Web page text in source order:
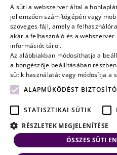
A süti a webszerver által a
jellemzően számítógépén vagy
szöveges fájl, amely a
akár a felhasználó és a
információt tárol.
Az alábbiakban módosíthatja a
a böngészője beállításában
sütik használatát vagy módosítja a
ALAPMŰKÖDÉST
STATISZTIKAI SÜTIK
RÉSZLETEK MEGJELENÍTÉSE
ÖSSZES SÜTI